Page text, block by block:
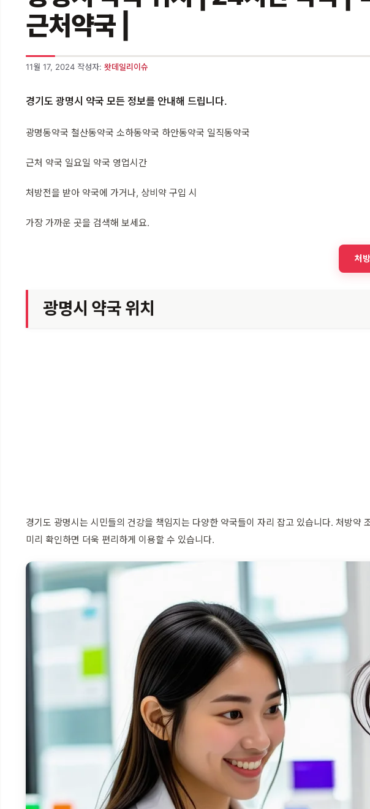
근처약국 |
11월 17, 2024 작성자: 왓데일리이슈
경기도 광명시 약국 모든 정보를 안내해 드립니다.
광명동약국 철산동약국 소하동약국 하안동약국 일직동약국
근처 약국 일요일 약국 영업시간
처방전을 받아 약국에 가거나, 상비약 구입 시
가장 가까운 곳을 검색해 보세요.
처
광명시 약국 위치
경기도 광명시는 시민들의 건강을 책임지는 다양한 약국들이 자리 잡고 있습니다. 처방
미리 확인하면 더욱 편리하게 이용할 수 있습니다.